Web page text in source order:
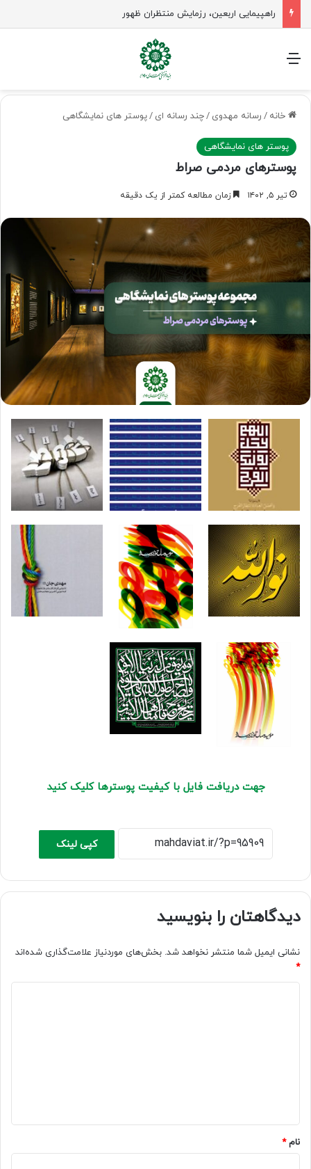
راهپیمایی اربعین، رزمایش منتظران ظهور
منو
خانه / رسانه مهدوی /چند رسانه ای /پوستر های نمایشگاهی
پوستر های نمایشگاهی
پوسترهای مردمی صراط
تیر ۵, ۱۴۰۲ زمان مطالعه کمتر از یک دقیقه
جهت دریافت فایل با کیفیت پوسترها کلیک کنید
کپی لینک
دیدگاهتان را بنویسید
نشانی ایمیل شما منتشر نخواهد شد. بخش‌های موردنیاز علامت‌گذاری شده‌اند
*
نام*